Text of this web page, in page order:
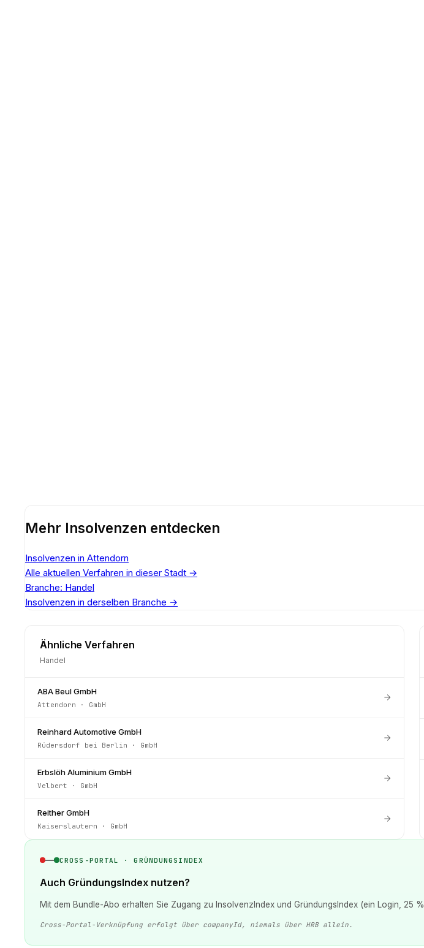
Mehr Insolvenzen entdecken
Insolvenzen in Attendorn
Alle aktuellen Verfahren in dieser Stadt →
Branche: Handel
Insolvenzen in derselben Branche →
Ähnliche Verfahren
Handel
ABA Beul GmbH
Attendorn · GmbH
Reinhard Automotive GmbH
Rüdersdorf bei Berlin · GmbH
Erbslöh Aluminium GmbH
Velbert · GmbH
Reither GmbH
Kaiserslautern · GmbH
CROSS-PORTAL · GRÜNDUNGSINDEX
Auch GründungsIndex nutzen?
Mit dem Bundle-Abo erhalten Sie Zugang zu InsolvenzIndex und GründungsIndex (ein Login, 25
Cross-Portal-Verknüpfung erfolgt über companyId, niemals über HRB allein.